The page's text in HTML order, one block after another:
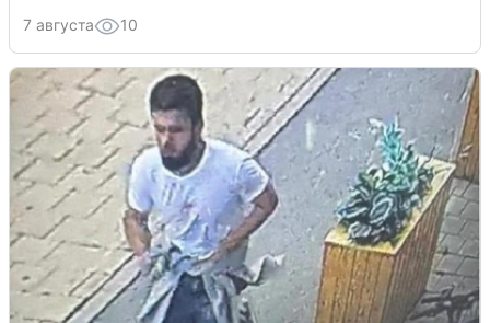
7 августа 10